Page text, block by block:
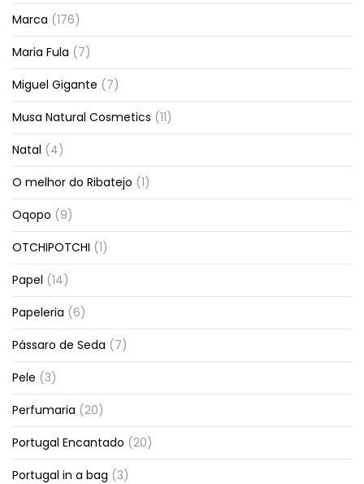
Marca (176)
Maria Fula (7)
Miguel Gigante (7)
Musa Natural Cosmetics (11)
Natal (4)
O melhor do Ribatejo (1)
Oqopo (9)
OTCHIPOTCHI (1)
Papel (14)
Papeleria (6)
Pássaro de Seda (7)
Pele (3)
Perfumaria (20)
Portugal Encantado (20)
Portugal in a bag (3)